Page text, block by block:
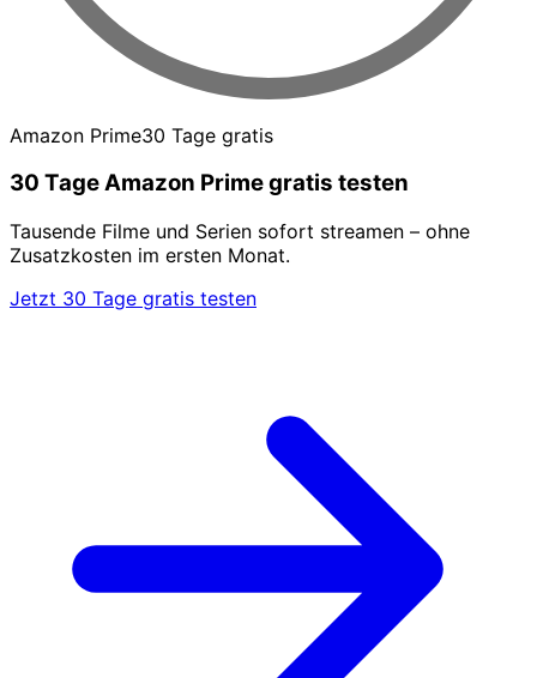
Amazon Prime30 Tage gratis
30 Tage Amazon Prime gratis testen
Tausende Filme und Serien sofort streamen – ohne
Zusatzkosten im ersten Monat.
Jetzt 30 Tage gratis testen